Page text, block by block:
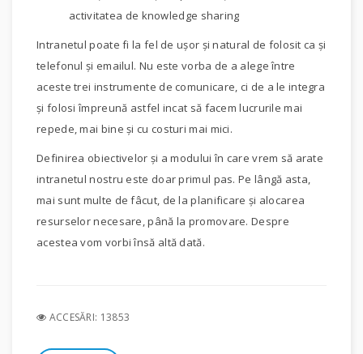
activitatea de knowledge sharing
Intranetul poate fi la fel de uşor şi natural de folosit ca şi
telefonul şi emailul. Nu este vorba de a alege între
aceste trei instrumente de comunicare, ci de a le integra
şi folosi împreună astfel incat să facem lucrurile mai
repede, mai bine şi cu costuri mai mici.
Definirea obiectivelor şi a modului în care vrem să arate
intranetul nostru este doar primul pas. Pe lângă asta,
mai sunt multe de fâcut, de la planificare şi alocarea
resurselor necesare, până la promovare. Despre
acestea vom vorbi însă altă dată.
ACCESĂRI: 13853